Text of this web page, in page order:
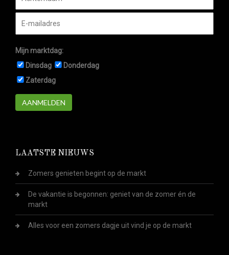
Mijn marktdag:
Dinsdag
Donderdag
Zaterdag
AANMELDEN
LAATSTE NIEUWS
Zomers genieten begint op de markt
De vakantie is begonnen: geniet van de zomer én de
markt
Alles voor een zomers dagje uit vind je op de markt